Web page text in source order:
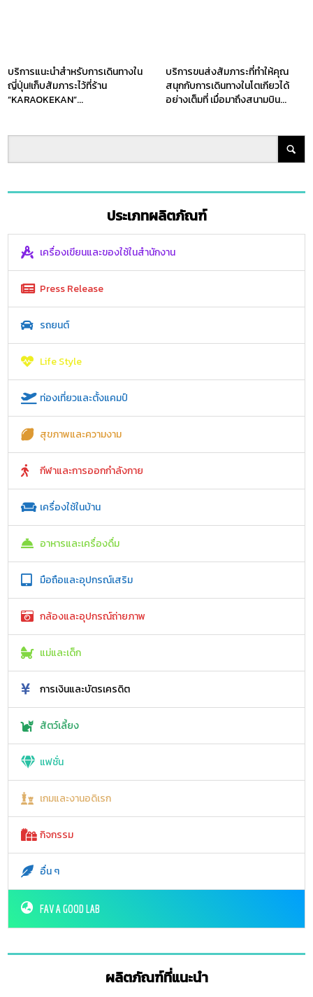
บริการแนะนำสำหรับการเดินทางใน
ญี่ปุ่น!เก็บสัมภาระไว้ที่ร้าน
”KARAOKEKAN”...
บริการขนส่งสัมภาระที่ทำให้คุณ
สนุกกับการเดินทางในโตเกียวได้
อย่างเต็มที่ เมื่อมาถึงสนามบิน...
ประเภทผลิตภัณฑ์
เครื่องเขียนและของใช้ในสำนักงาน
Press Release
รถยนต์
Life Style
ท่องเที่ยวและตั้งแคมป์
สุขภาพและความงาม
กีฬาและการออกกำลังกาย
เครื่องใช้ในบ้าน
อาหารและเครื่องดื่ม
มือถือและอุปกรณ์เสริม
กล้องและอุปกรณ์ถ่ายภาพ
แม่และเด็ก
การเงินและบัตรเครดิต
สัตว์เลี้ยง
แฟชั่น
เกมและงานอดิเรก
กิจกรรม
อื่น ๆ
FAV A GOOD LAB
ผลิตภัณฑ์ที่แนะนำ